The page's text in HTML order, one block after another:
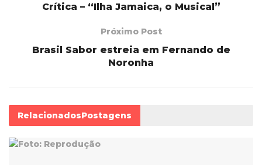
Crítica – “Ilha Jamaica, o Musical”
Próximo Post
Brasil Sabor estreia em Fernando de
Noronha
RelacionadosPostagens